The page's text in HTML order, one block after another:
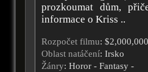
prozkoumat dům,
informace o Kriss ..
Rozpočet filmu: $2,000,000
Oblast natáčení: Irsko
Žánry: Horor - Fantasy -